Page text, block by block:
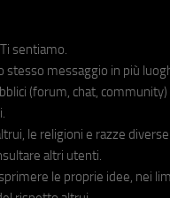
sentiamo.
stesso messaggio in più
(forum, chat,
le religioni e razze
altri utenti.
le proprie idee, nei